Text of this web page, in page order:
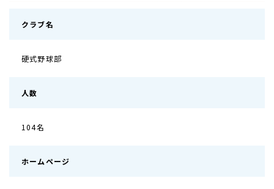
クラブ名
硬式野球部
人数
104名
ホームページ